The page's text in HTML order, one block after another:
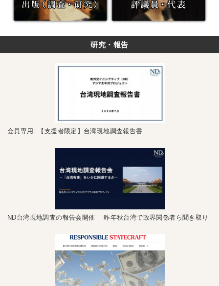
研究・報告
会員専用: 【支援者限定】台湾現地調査報告書
ND台湾現地調査の報告会開催 昨年秋台湾で政界関係者ら聞き取り